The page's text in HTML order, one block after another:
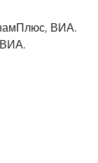
ВИА.
ВИА.